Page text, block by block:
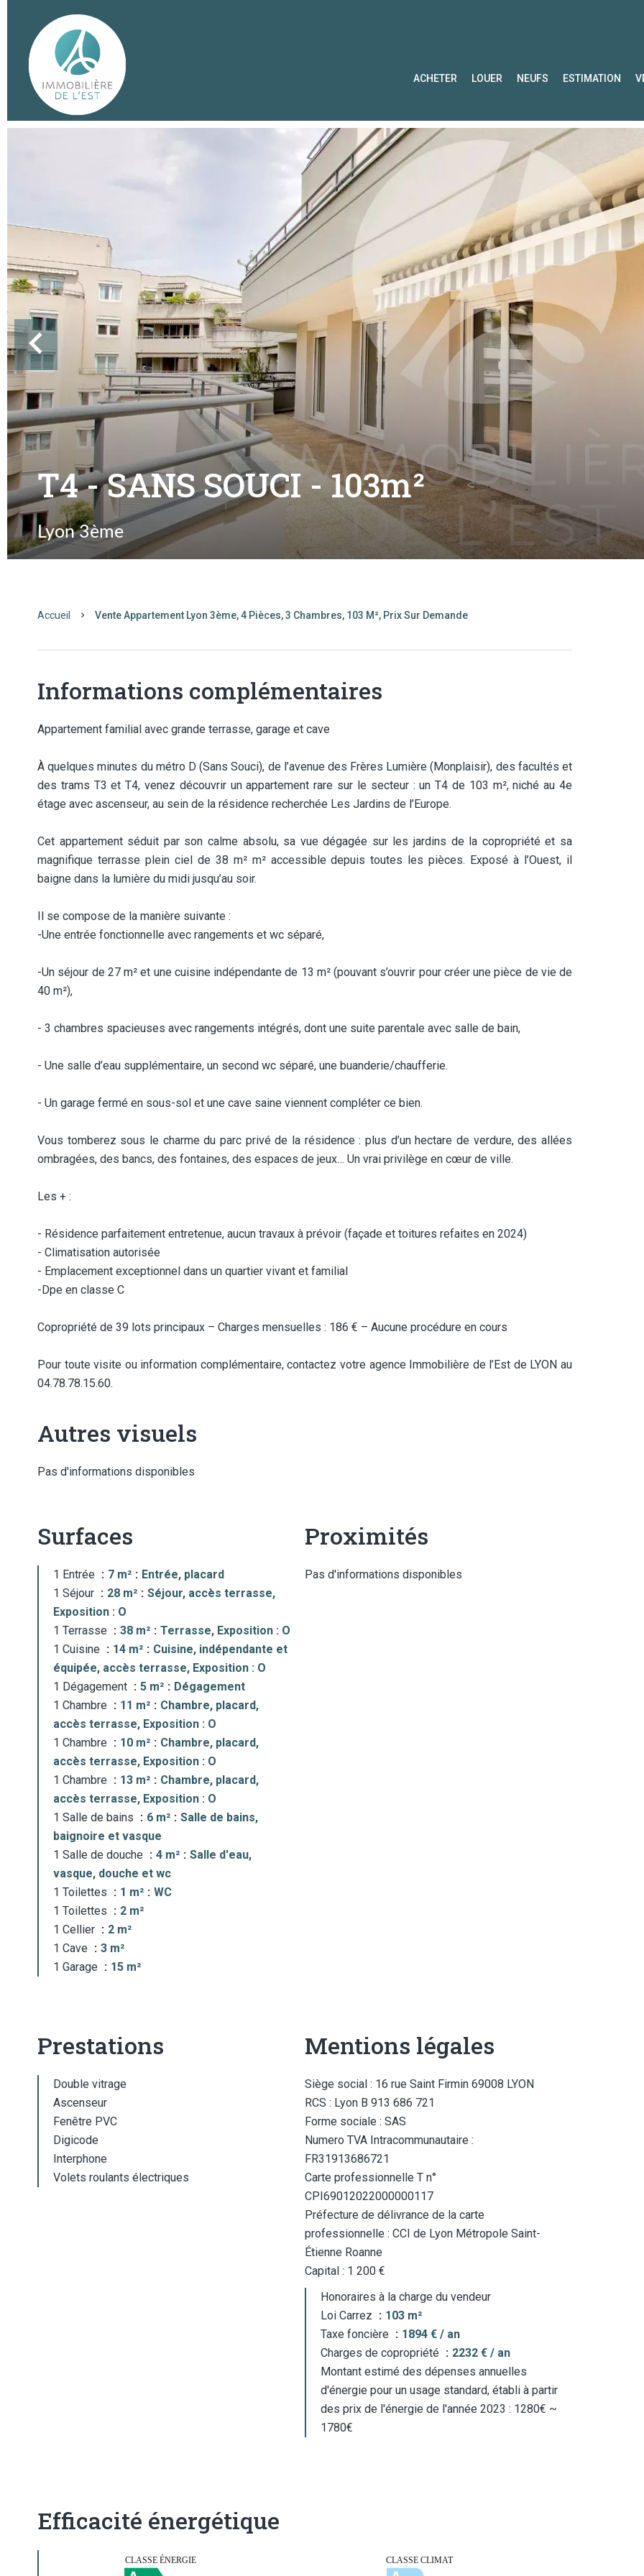
ACHETER LOUER NEUFS ESTIMATION
T4 - SANS SOUCI - 103m²
Lyon 3ème
Accueil Vente Appartement Lyon 3ème, 4 Pièces, 3 Chambres, 103 M², Prix Sur Demande
Informations complémentaires
Appartement familial avec grande terrasse, garage et cave
À quelques minutes du métro D (Sans Souci), de l’avenue des Frères Lumière (Monplaisir), des facultés et
des trams T3 et T4, venez découvrir un appartement rare sur le secteur : un T4 de 103 m², niché au 4e
étage avec ascenseur, au sein de la résidence recherchée Les Jardins de l’Europe.
Cet appartement séduit par son calme absolu, sa vue dégagée sur les jardins de la copropriété et sa
magnifique terrasse plein ciel de 38 m² m² accessible depuis toutes les pièces. Exposé à l’Ouest, il
baigne dans la lumière du midi jusqu’au soir.
Il se compose de la manière suivante :
-Une entrée fonctionnelle avec rangements et wc séparé,
-Un séjour de 27 m² et une cuisine indépendante de 13 m² (pouvant s’ouvrir pour créer une pièce de vie de
40 m²),
- 3 chambres spacieuses avec rangements intégrés, dont une suite parentale avec salle de bain,
- Une salle d’eau supplémentaire, un second wc séparé, une buanderie/chaufferie.
- Un garage fermé en sous-sol et une cave saine viennent compléter ce bien.
Vous tomberez sous le charme du parc privé de la résidence : plus d’un hectare de verdure, des allées
ombragées, des bancs, des fontaines, des espaces de jeux… Un vrai privilège en cœur de ville.
Les + :
- Résidence parfaitement entretenue, aucun travaux à prévoir (façade et toitures refaites en 2024)
- Climatisation autorisée
- Emplacement exceptionnel dans un quartier vivant et familial
-Dpe en classe C
Copropriété de 39 lots principaux – Charges mensuelles : 186 € – Aucune procédure en cours
Pour toute visite ou information complémentaire, contactez votre agence Immobilière de l’Est de LYON au
04.78.78.15.60.
Autres visuels
Pas d'informations disponibles
Surfaces
1 Entrée 7 m²
Entrée, placard
1 Séjour
28 m²
Séjour, accès terrasse,
Exposition : O
1 Terrasse
38 m²
Terrasse, Exposition : O
1 Cuisine
14 m²
Cuisine, indépendante et
équipée, accès terrasse, Exposition : O
1 Dégagement
5 m²
Dégagement
1 Chambre
11 m²
Chambre, placard,
accès terrasse, Exposition : O
1 Chambre
10 m²
Chambre, placard,
accès terrasse, Exposition : O
1 Chambre
13 m²
Chambre, placard,
accès terrasse, Exposition : O
1 Salle de bains
6 m²
Salle de bains,
baignoire et vasque
1 Salle de douche
4 m²
Salle d'eau,
vasque, douche et wc
1 Toilettes
1 m²
WC
1 Toilettes
2 m²
1 Cellier
2 m²
1 Cave
3 m²
1 Garage
15 m²
Proximités
Pas d'informations disponibles
Prestations
Double vitrage
Ascenseur
Fenêtre PVC
Digicode
Interphone
Volets roulants électriques
Mentions légales
Siège social : 16 rue Saint Firmin 69008 LYON
RCS : Lyon B 913 686 721
Forme sociale : SAS
Numero TVA Intracommunautaire :
FR31913686721
Carte professionnelle T n°
CPI69012022000000117
Préfecture de délivrance de la carte
professionnelle : CCI de Lyon Métropole Saint-
Étienne Roanne
Capital : 1 200 €
Honoraires à la charge du vendeur
Loi Carrez
103 m²
Taxe foncière
1894 € / an
Charges de copropriété
2232 € / an
Montant estimé des dépenses annuelles
d'énergie pour un usage standard, établi à partir
des prix de l'énergie de l'année 2023 : 1280€ ~
1780€
Efficacité énergétique